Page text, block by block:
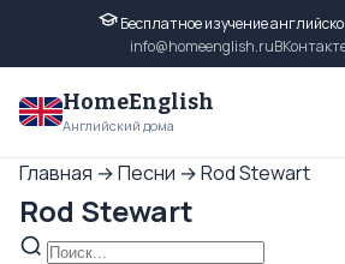
Бесплатное изучение
info@homeenglish.ru
HomeEnglish
Английский дома
Главная →Песни →Rod Stewart
Rod Stewart